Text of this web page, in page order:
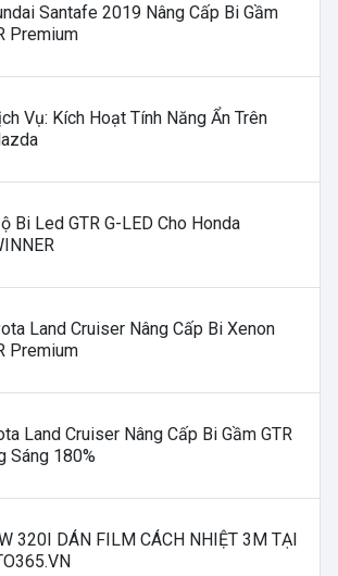
Santafe 2019 Nâng Cấp Bi Gầm
Premium
Vụ: Kích Hoạt Tính Năng Ẩn Trên
Bi Led GTR G-LED Cho Honda
Land Cruiser Nâng Cấp Bi Xenon
Premium
Land Cruiser Nâng Cấp Bi Gầm GTR
Sáng 180%
320I DÁN FILM CÁCH NHIỆT 3M TẠI